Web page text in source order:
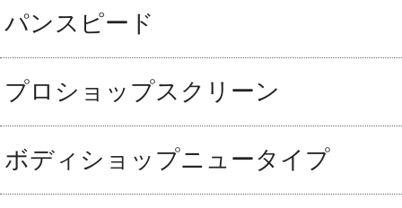
パンスピード
プロショップスクリーン
ボディショップニュータイプ